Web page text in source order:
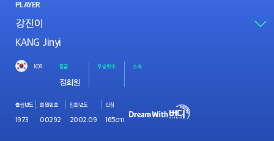
PLAYER
KANG Jinyi
KOR 등급
정회원
우승횟수 소속
출생년도
1973
회원번호
00292
입회년도
2002.09
신장
165cm